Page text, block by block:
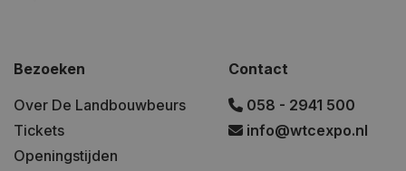
Bezoeken
Over De Landbouwbeurs
Tickets
Openingstijden
Contact
058 - 2941 500
info@wtcexpo.nl